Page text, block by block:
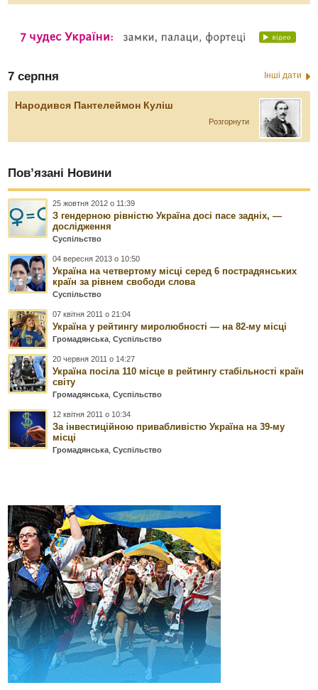
7 серпня Інші дати
Народився Пантелеймон Куліш
Розгорнути
Пов’язані Новини
25 жовтня 2012 о 11:39
З гендерною рівністю Україна досі пасе задніх, —
дослідження
Суспільство
04 вересня 2013 о 10:50
Україна на четвертому місці серед 6 пострадянських
країн за рівнем свободи слова
Суспільство
07 квітня 2011 о 21:04
Україна у рейтингу миролюбності — на 82-му місці
Громадянська ,Суспільство
20 червня 2011 о 14:27
Україна посіла 110 місце в рейтингу стабільності країн
світу
Громадянська ,Суспільство
12 квітня 2011 о 10:34
За інвестиційною привабливістю Україна на 39-му
місці
Громадянська ,Суспільство